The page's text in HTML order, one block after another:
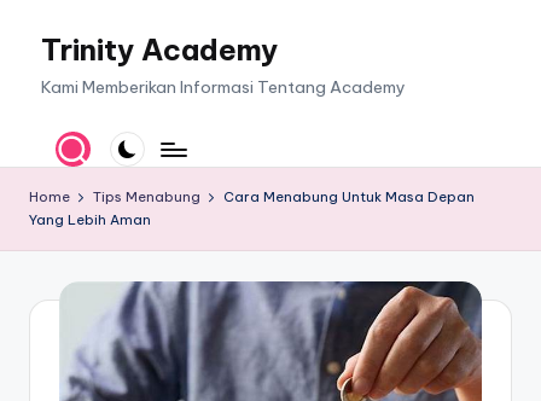
Trinity Academy
Kami Memberikan Informasi Tentang Academy
Home Tips Menabung
Cara Menabung Untuk Masa Depan
Yang Lebih Aman